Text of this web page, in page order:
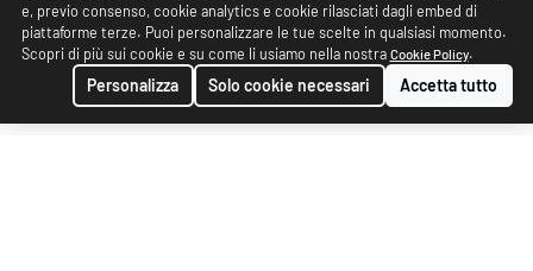
e, previo consenso, cookie analytics e cookie rilasciati dagli embed di
piattaforme terze. Puoi personalizzare le tue scelte in qualsiasi momento.
Scopri di più sui cookie e su come li usiamo nella nostra Cookie Policy.
Personalizza Solo cookie necessari Accetta tutto